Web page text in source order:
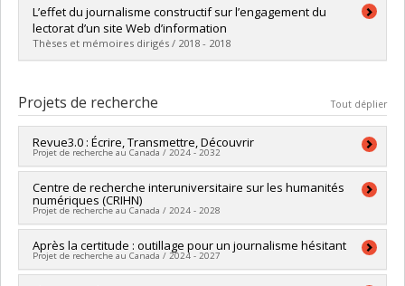
Diplômé(e) :Apffel Font, Oceania
Cycle :Maîtrise
Diplôme obtenu :M. Sc.
Lien vers le document dans Papyrus
L’effet du journalisme constructif sur l’engagement du
lectorat d’un site Web d’information
Thèses et mémoires dirigés / 2018 - 2018
Cycle : Maîtrise
Diplôme obtenu :M. Sc.
Lien vers le document dans Papyrus
Projets de recherche Tout déplier
Revue3.0 : Écrire, Transmettre, Découvrir
Projet de recherche au Canada / 2024 - 2032
Sources de financement :CRSH/Conseil de recherches en
sciences humaines du Canada
Programmes de subvention :
Centre de recherche interuniversitaire sur les humanités
numériques (CRIHN)
Projet de recherche au Canada / 2024 - 2028
Chercheur principal :Michael Sinatra
Co-chercheurs :André Gaudreault
Johanne Lamoureux,Esma Aïmeur,Lyne Da Sylva,Philippe
Après la certitude : outillage pour un journalisme hésitant
Projet de recherche au Canada / 2024 - 2027